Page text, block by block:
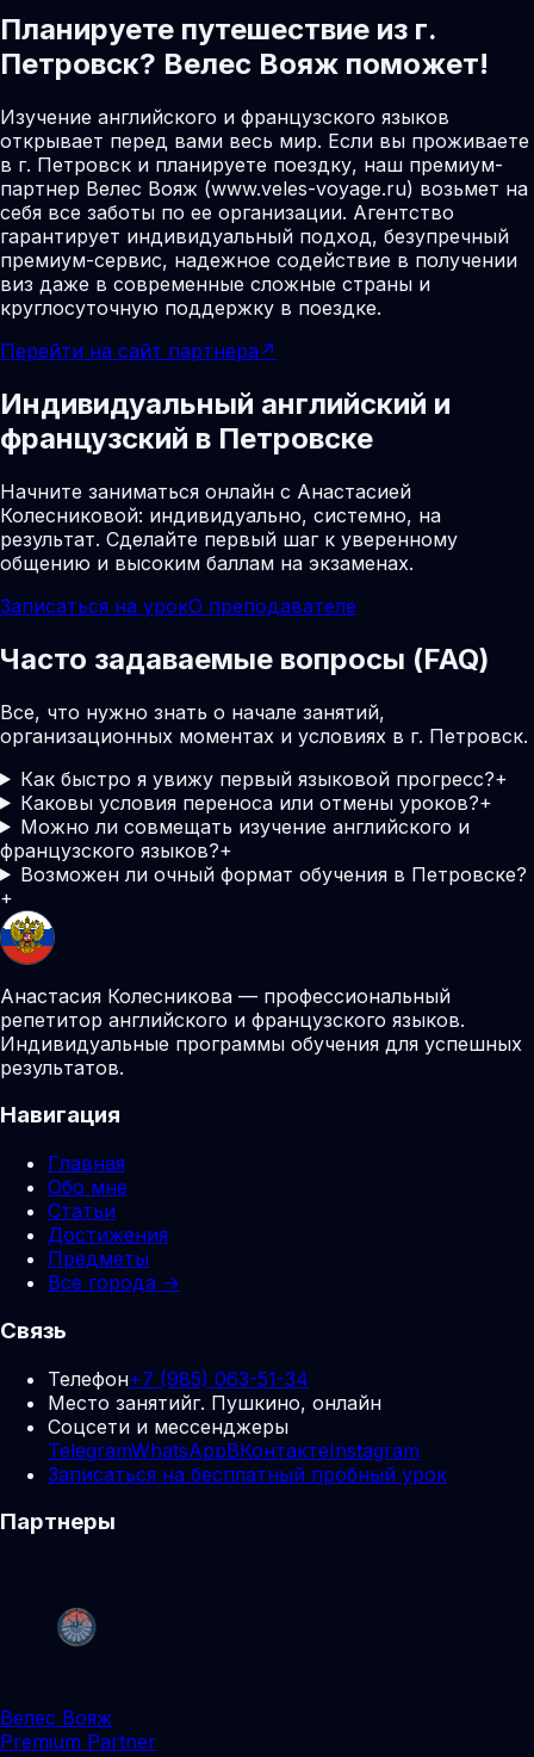
Планируете путешествие из г.
Петровск? Велес Вояж поможет!
Изучение английского и французского языков
открывает перед вами весь мир. Если вы проживаете
в г. Петровск и планируете поездку, наш премиум-
партнер Велес Вояж (www.veles-voyage.ru) возьмет на
себя все заботы по ее организации. Агентство
гарантирует индивидуальный подход, безупречный
премиум-сервис, надежное содействие в получении
виз даже в современные сложные страны и
круглосуточную поддержку в поездке.
Перейти на сайт партнера ↗
Индивидуальный английский и
французский в Петровске
Начните заниматься онлайн с Анастасией
Колесниковой: индивидуально, системно, на
результат. Сделайте первый шаг к уверенному
общению и высоким баллам на экзаменах.
Записаться на урокО преподавателе
Часто задаваемые вопросы (FAQ)
Все, что нужно знать о начале занятий,
организационных моментах и условиях в г. Петровск.
Как быстро я увижу первый языковой прогресс?+
Каковы условия переноса или отмены уроков?+
Можно ли совмещать изучение английского и
французского языков?+
Возможен ли очный формат обучения в Петровске?
+
Анастасия Колесникова — профессиональный
репетитор английского и французского языков.
Индивидуальные программы обучения для успешных
результатов.
Навигация
Главная
Обо мне
Статьи
Достижения
Предметы
Все города →
Связь
Телефон+7 (985) 063-51-34
Место занятийг. Пушкино, онлайн
Соцсети и мессенджеры
TelegramWhatsAppВКонтактеInstagram
Записаться на бесплатный пробный урок
Партнеры
Велес Вояж
Premium Partner